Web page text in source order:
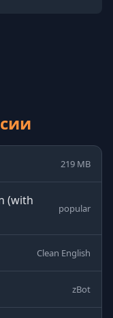
219 MB
(with
popular
Clean English
zBot